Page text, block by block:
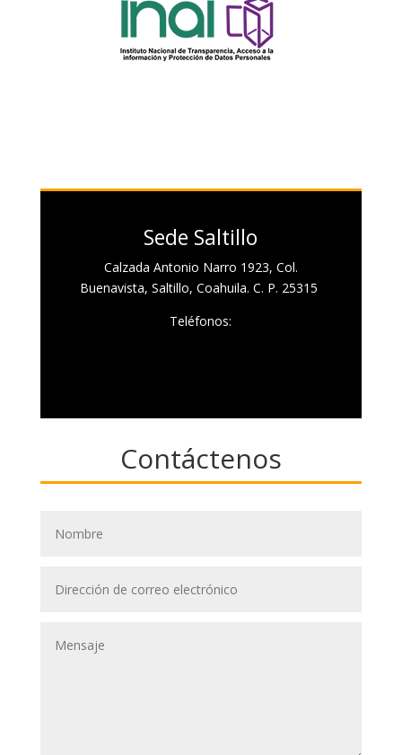
Sede Saltillo
Calzada Antonio Narro 1923, Col.
Buenavista, Saltillo, Coahuila. C. P. 25315
Teléfonos:
Contáctenos